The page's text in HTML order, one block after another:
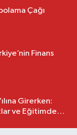
Çağı
Finans
Girerken:
ve Eğitimde